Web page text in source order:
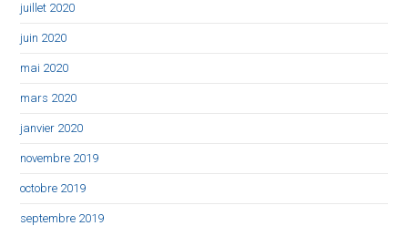
juillet 2020
juin 2020
mai 2020
mars 2020
janvier 2020
novembre 2019
octobre 2019
septembre 2019